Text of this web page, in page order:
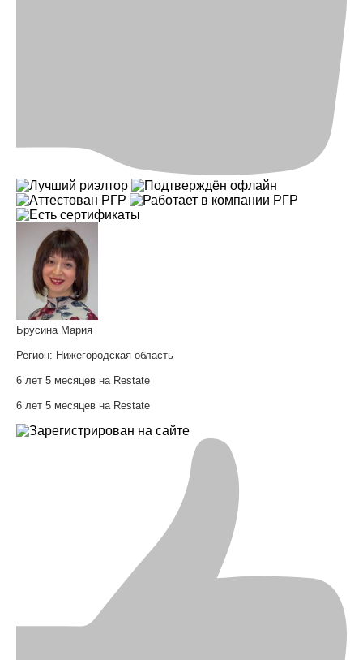
Брусина Мария
Регион: Нижегородская область
6 лет 5 месяцев на Restate
6 лет 5 месяцев на Restate